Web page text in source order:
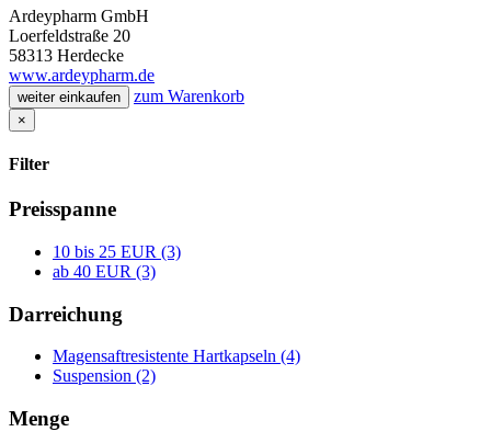
Ardeypharm GmbH
Loerfeldstraße 20
58313 Herdecke
www.ardeypharm.de
weiter einkaufen zum Warenkorb
×
Filter
Preisspanne
10 bis 25 EUR (3)
ab 40 EUR (3)
Darreichung
Magensaftresistente Hartkapseln (4)
Suspension (2)
Menge